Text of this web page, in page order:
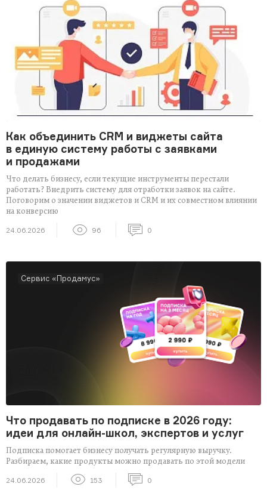
Как объединить CRM и виджеты сайта
в единую систему работы с заявками
и продажами
Что делать бизнесу, если текущие инструменты перестали
работать? Внедрить систему для отработки заявок на сайте.
Поговорим о значении виджетов и CRM и их совместном влиянии
на конверсию
24.06.2026 96 0
Сервис «Продамус»
Что продавать по подписке в 2026 году:
идеи для онлайн-школ, экспертов и услуг
Подписка помогает бизнесу получать регулярную выручку.
Разбираем, какие продукты можно продавать по этой модели
24.06.2026 153 0